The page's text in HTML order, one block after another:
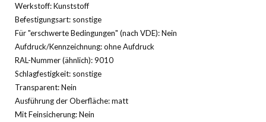
Werkstoff: Kunststoff
Befestigungsart: sonstige
Für "erschwerte Bedingungen" (nach VDE): Nein
Aufdruck/Kennzeichnung: ohne Aufdruck
RAL-Nummer (ähnlich): 9010
Schlagfestigkeit: sonstige
Transparent: Nein
Ausführung der Oberfläche: matt
Mit Feinsicherung: Nein